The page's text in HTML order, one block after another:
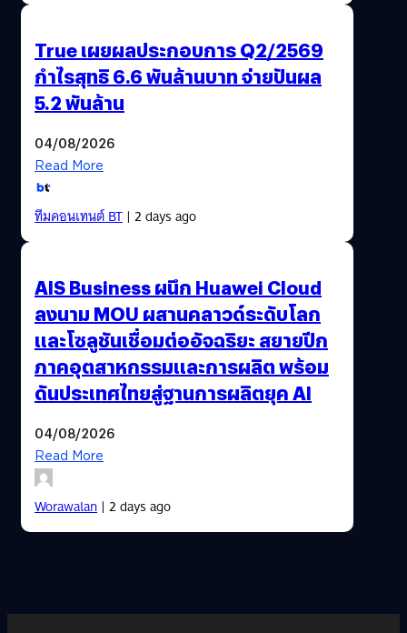
True เผยผลประกอบการ Q2/2569
กำไรสุทธิ 6.6 พันล้านบาท จ่ายปันผล
5.2 พันล้าน
04/08/2026
Read More
ทีมคอนเทนต์ BT| 2 days ago
AIS Business ผนึก Huawei Cloud
ลงนาม MOU ผสานคลาวด์ระดับโลก
และโซลูชันเชื่อมต่ออัจฉริยะ สยายปีก
ภาคอุตสาหกรรมและการผลิต พร้อม
ดันประเทศไทยสู่ฐานการผลิตยุค AI
04/08/2026
Read More
Worawalan| 2 days ago